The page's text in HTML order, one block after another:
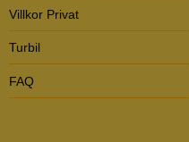
Villkor Privat
Turbil
FAQ